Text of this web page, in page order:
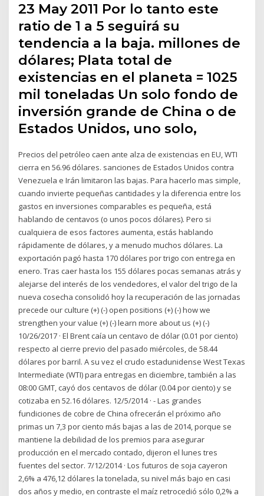
23 May 2011 Por lo tanto este
ratio de 1 a 5 seguirá su
tendencia a la baja. millones de
dólares; Plata total de
existencias en el planeta = 1025
mil toneladas Un solo fondo de
inversión grande de China o de
Estados Unidos, uno solo,
Precios del petróleo caen ante alza de existencias en EU, WTI
cierra en 56.96 dólares. sanciones de Estados Unidos contra
Venezuela e Irán limitaron las bajas. Para hacerlo mas simple,
cuando invierte pequeñas cantidades y la diferencia entre los
gastos en inversiones comparables es pequeña, está
hablando de centavos (o unos pocos dólares). Pero si
cualquiera de esos factores aumenta, estás hablando
rápidamente de dólares, y a menudo muchos dólares. La
exportación pagó hasta 170 dólares por trigo con entrega en
enero. Tras caer hasta los 155 dólares pocas semanas atrás y
alejarse del interés de los vendedores, el valor del trigo de la
nueva cosecha consolidó hoy la recuperación de las jornadas
precede our culture (+) (-) open positions (+) (-) how we
strengthen your value (+) (-) learn more about us (+) (-)
10/26/2017 · El Brent caía un centavo de dólar (0.01 por ciento)
respecto al cierre previo del pasado miércoles, de 58.44
dólares por barril. A su vez el crudo estadunidense West Texas
Intermediate (WTI) para entregas en diciembre, también a las
08:00 GMT, cayó dos centavos de dólar (0.04 por ciento) y se
cotizaba en 52.16 dólares. 12/5/2014 · - Las grandes
fundiciones de cobre de China ofrecerán el próximo año
primas un 7,3 por ciento más bajas a las de 2014, porque se
mantiene la debilidad de los premios para asegurar
producción en el mercado contado, dijeron el lunes tres
fuentes del sector. 7/12/2014 · Los futuros de soja cayeron
2,6% a 476,12 dólares la tonelada, su nivel más bajo en casi
dos años y medio, en contraste el maíz retrocedió sólo 0,2% a